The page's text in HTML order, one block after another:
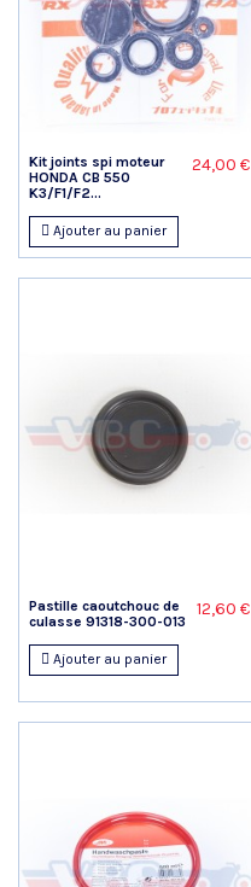
Kit joints spi moteur
HONDA CB 550
K3/F1/F2...
24,00 €
Ajouter au panier
Pastille caoutchouc de
culasse 91318-300-013
12,60 €
Ajouter au panier